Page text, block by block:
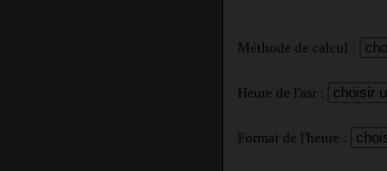
Méthode de calcul :
Heure de l'asr :
Format de l'heure :